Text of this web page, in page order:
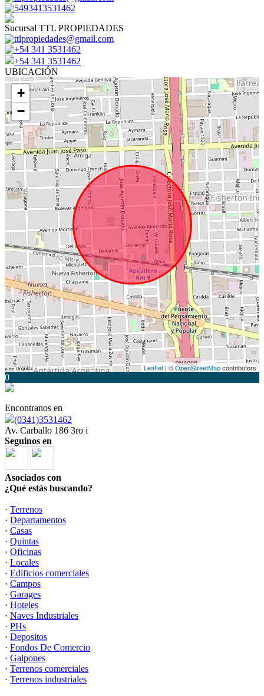
5493413531462
Sucursal TTL PROPIEDADES
ttlpropiedades@gmail.com
+54 341 3531462
+54 341 3531462
UBICACIÓN
+
−
Leaflet | ©OpenStreetMapcontributors
0
Encontranos en
(0341)3531462
Av. Carballo 186 3ro i
Seguinos en
Asociados con
¿Qué estás buscando?
· Terrenos
· Departamentos
· Casas
· Quintas
· Oficinas
· Locales
· Edificios comerciales
· Campos
· Garages
· Hoteles
· Naves Industriales
· PHs
· Depositos
· Fondos De Comercio
· Galpones
· Terrenos comerciales
· Terrenos industriales